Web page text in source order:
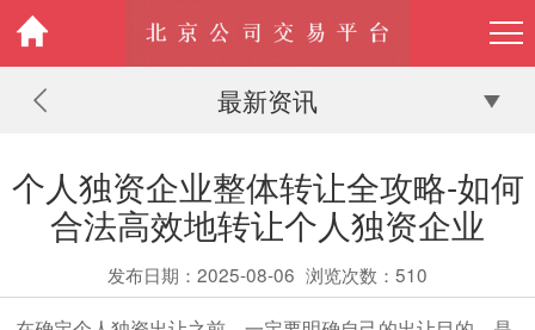
最新资讯
个人独资企业整体转让全攻略-如何
合法高效地转让个人独资企业
发布日期：2025-08-06 浏览次数： 510